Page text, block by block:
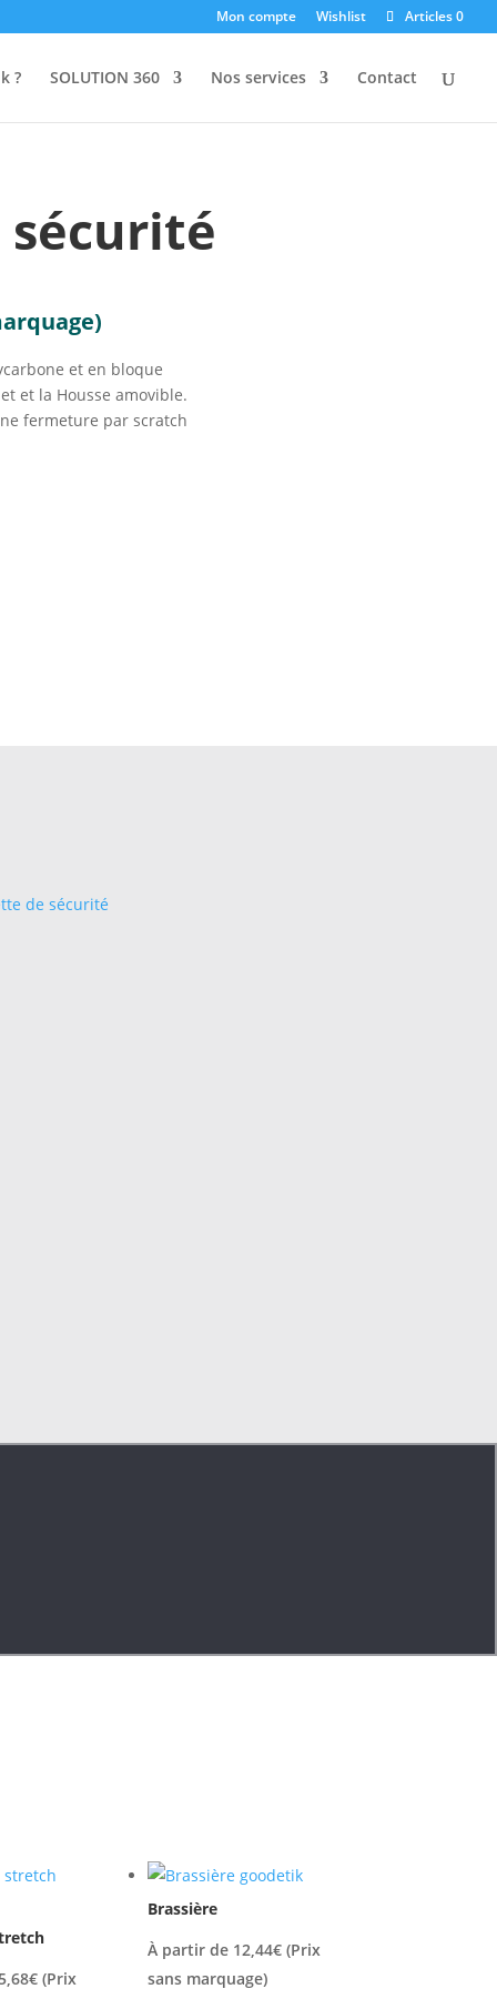
Mon compte Wishlist Articles 0
? SOLUTION 360 Nos services Contact
sécurité
et en bloque
et la Housse amovible.
fermeture par scratch
€(Prix
Brassière
À partir de 12,44€ (Prix
sans marquage)